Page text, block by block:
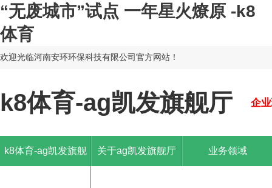
“无废城市”试点 一年星火燎原 -k8
体育
欢迎光临河南安环环保科技有限公司官方网站！
k8体育-ag凯发旗舰厅 企
k8体育-ag凯发旗舰 关于ag凯发旗舰厅 业务领域